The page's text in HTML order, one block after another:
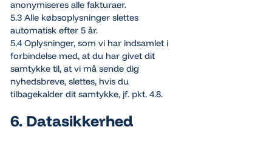
anonymiseres alle fakturaer.
5.3 Alle købsoplysninger slettes
automatisk efter 5 år.
5.4 Oplysninger, som vi har indsamlet i
forbindelse med, at du har givet dit
samtykke til, at vi må sende dig
nyhedsbreve, slettes, hvis du
tilbagekalder dit samtykke, jf. pkt. 4.8.
6. Datasikkerhed